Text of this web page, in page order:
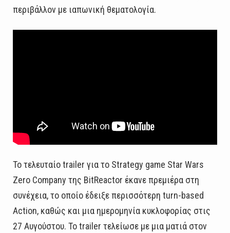
περιβάλλον με ιαπωνική θεματολογία.
Το τελευταίο trailer για το Strategy game Star Wars
Zero Company της BitReactor έκανε πρεμιέρα στη
συνέχεια, το οποίο έδειξε περισσότερη turn-based
Action, καθώς και μια ημερομηνία κυκλοφορίας στις
27 Αυγούστου. Το trailer τελείωσε με μια ματιά στον